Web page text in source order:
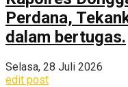
Perdana,
dalam bertugas.
Selasa, 28 Juli 2026
edit post